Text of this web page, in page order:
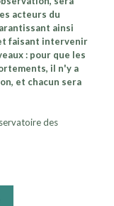
acteurs du
ainsi
faisant intervenir
: pour que les
il n'y a
et chacun sera
des